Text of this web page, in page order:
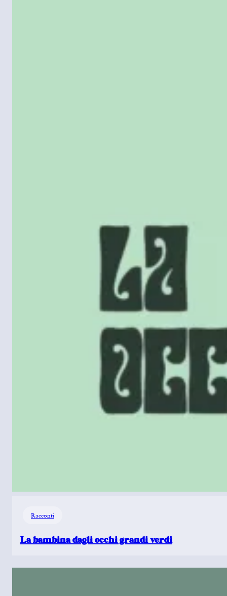
Racconti
La bambina dagli occhi grandi verdi